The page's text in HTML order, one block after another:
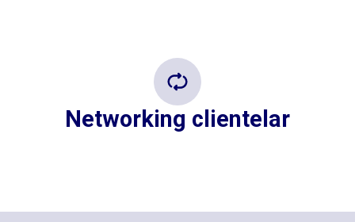
Networking clientelar